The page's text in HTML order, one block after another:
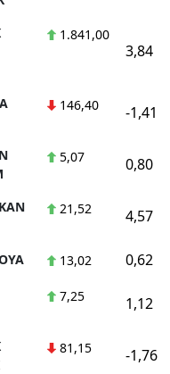
1.841,00
3,84
146,40 -1,41
5,07 0,80
21,52 4,57
13,02 0,62
7,25 1,12
81,15 -1,76